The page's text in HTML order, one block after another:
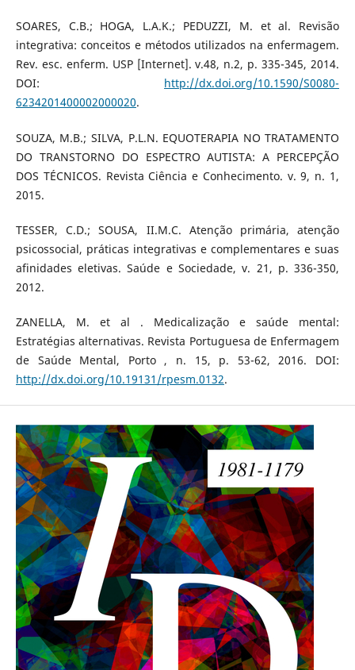
SOARES, C.B.; HOGA, L.A.K.; PEDUZZI, M. et al. Revisão
integrativa: conceitos e métodos utilizados na enfermagem.
Rev. esc. enferm. USP [Internet]. v.48, n.2, p. 335-345, 2014.
DOI: http://dx.doi.org/10.1590/S0080-
6234201400002000020.
SOUZA, M.B.; SILVA, P.L.N. EQUOTERAPIA NO TRATAMENTO
DO TRANSTORNO DO ESPECTRO AUTISTA: A PERCEPÇÃO
DOS TÉCNICOS. Revista Ciência e Conhecimento. v. 9, n. 1,
2015.
TESSER, C.D.; SOUSA, II.M.C. Atenção primária, atenção
psicossocial, práticas integrativas e complementares e suas
afinidades eletivas. Saúde e Sociedade, v. 21, p. 336-350,
2012.
ZANELLA, M. et al . Medicalização e saúde mental:
Estratégias alternativas. Revista Portuguesa de Enfermagem
de Saúde Mental, Porto , n. 15, p. 53-62, 2016. DOI:
http://dx.doi.org/10.19131/rpesm.0132.